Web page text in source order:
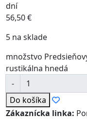
dní
56,50€
5 na sklade
množstvo
rustikálna hnedá
Do košíka
Zákaznícka linka: